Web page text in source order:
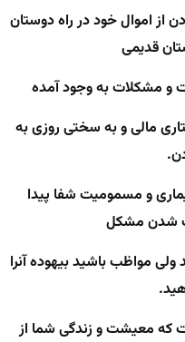
اموال خود در راه دوستان
قدیمی
و مشکلات به وجود آمده
مالی و به سختی روزی به
و مسمومیت شفا پیدا
شدن مشکل
مواظب باشید بیهوده آنرا
که معیشت و زندگی شما از